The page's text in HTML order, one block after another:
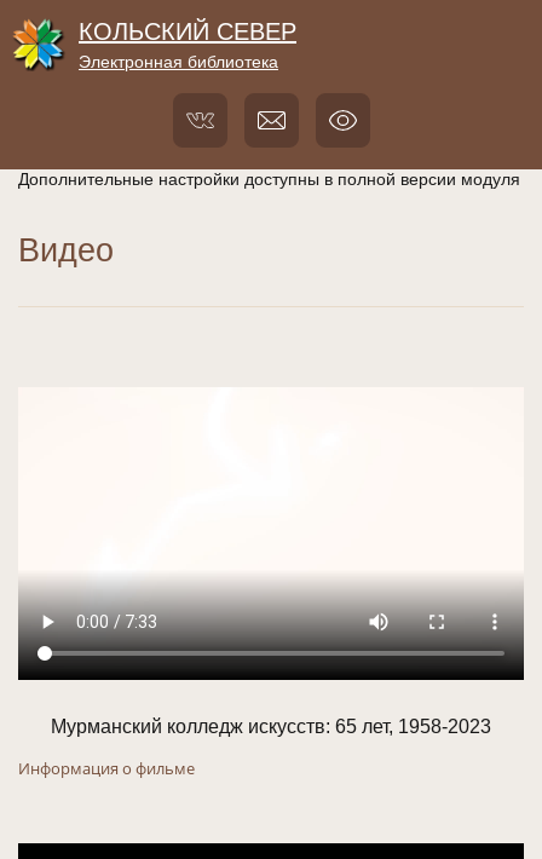
КОЛЬСКИЙ СЕВЕР
Электронная библиотека
Дополнительные настройки доступны в полной версии модуля
Видео
Мурманский колледж искусств: 65 лет, 1958-2023
Информация о фильме